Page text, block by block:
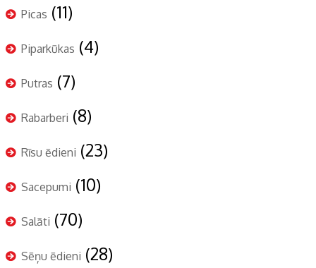
Picas (11)
Piparkūkas (4)
Putras (7)
Rabarberi (8)
Rīsu ēdieni (23)
Sacepumi (10)
Salāti (70)
Sēņu ēdieni (28)